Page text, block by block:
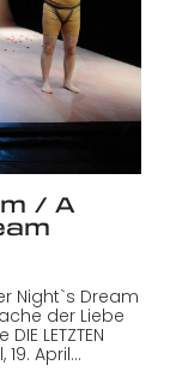
/ A
Night`s Dream
der Liebe
LETZTEN
19. April…